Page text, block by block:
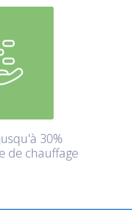
30%
de chauffage